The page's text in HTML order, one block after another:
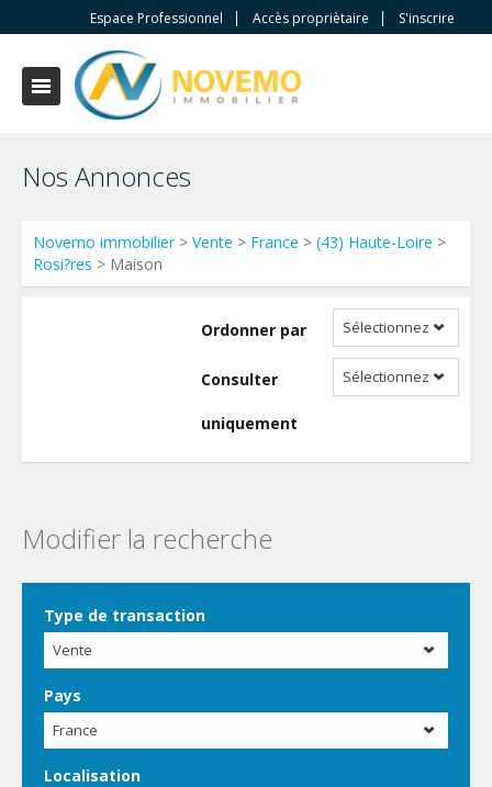
Espace Professionnel Accès propriètaire S'inscrire
Nos Annonces
Novemo immobilier> Vente > France > (43) Haute-Loire >
Rosi?res > Maison
Ordonner par Sélectionnez
Consulter
uniquement
Sélectionnez
Modifier la recherche
Type de transaction
Vente
Pays
France
Localisation